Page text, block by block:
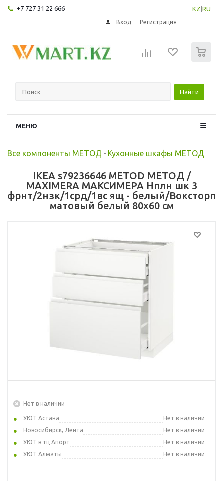
+7 727 31 22 666 KZ RU
Вход Регистрация
Найти
МЕНЮ
Все компоненты МЕТОД - Кухонные шкафы МЕТОД
IKEA s79236646 METOD МЕТОД /
MAXIMERA МАКСИМЕРА Нплн шк 3
фрнт/2нзк/1срд/1вс ящ - белый/Воксторп
матовый белый 80x60 см
Нет в наличии
УЮТ Астана
Нет в наличии
Новосибирск, Лента
Нет в наличии
УЮТ в тц Апорт
Нет в наличии
УЮТ Алматы
Нет в наличии